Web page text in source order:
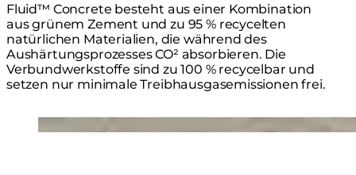
Fluid™ Concrete besteht aus einer Kombination
aus grünem Zement und zu 95 % recycelten
natürlichen Materialien, die während des
Aushärtungsprozesses CO² absorbieren. Die
Verbundwerkstoffe sind zu 100 % recycelbar und
setzen nur minimale Treibhausgasemissionen frei.